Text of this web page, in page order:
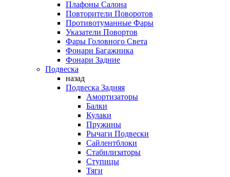
Плафоны Салона
Повторители Поворотов
Противотуманные Фары
Указатели Повортов
Фары Головного Света
Фонари Багажника
Фонари Задние
Подвеска
назад
Подвеска Задняя
Амортизаторы
Балки
Кулаки
Пружины
Рычаги Подвески
Сайлентблоки
Стабилизаторы
Ступицы
Тяги